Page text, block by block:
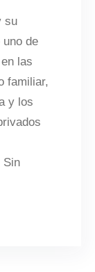
su
de
las
familiar,
y los
Sin